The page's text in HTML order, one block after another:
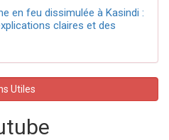
en feu dissimulée à Kasindi :
claires et des
Utiles